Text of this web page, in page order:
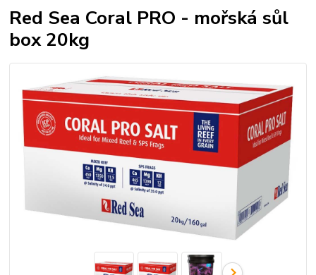
Red Sea Coral PRO - mořská sůl
box 20kg